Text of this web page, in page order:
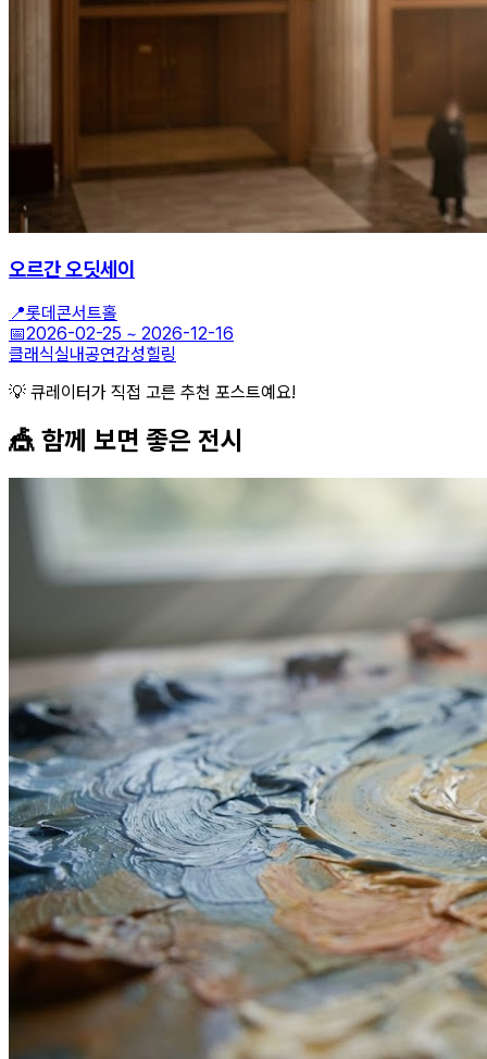
오르간 오딧세이
📍롯데콘서트홀
📅2026-02-25 ~ 2026-12-16
클래식실내공연감성힐링
💡 큐레이터가 직접 고른 추천 포스트예요!
🎪 함께 보면 좋은 전시